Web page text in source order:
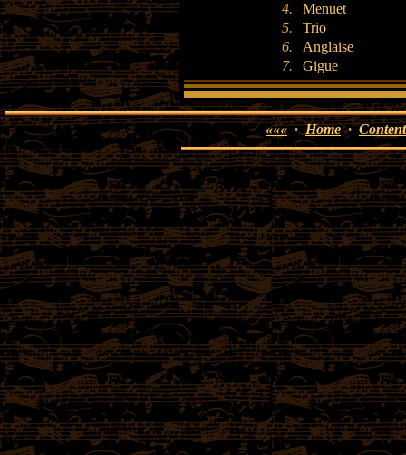
4.
Menuet
5.
Trio
6.
Anglaise
7.
Gigue
«««·Home·